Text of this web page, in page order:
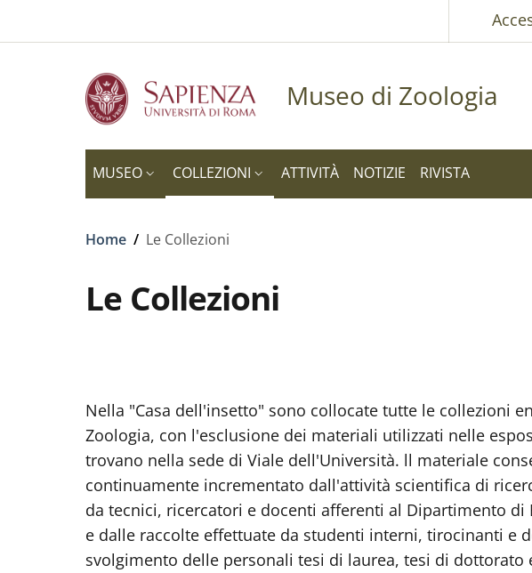
Museo di Zoologia
MUSEO COLLEZIONI ATTIVITÀ NOTIZIE RIVISTA
Briciole di pane
Home / Le Collezioni
Le Collezioni
Nella "Casa dell'insetto" sono collocate tutte le collezioni
Zoologia, con l'esclusione dei materiali utilizzati nelle
trovano nella sede di Viale dell'Università. ll materiale
continuamente incrementato dall'attività scientifica di
da tecnici, ricercatori e docenti afferenti al Dipartimento
e dalle raccolte effettuate da studenti interni, tirocinanti e
svolgimento delle personali tesi di laurea, tesi di dottorato